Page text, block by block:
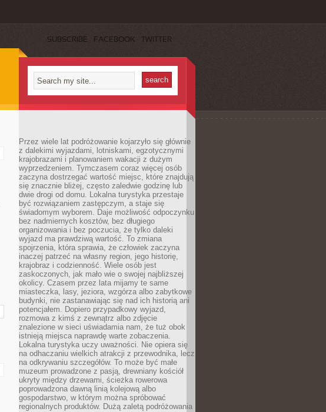
SUBSCRIBE FACEBOOK TWITTER
Przez wiele lat podróżowanie kojarzyło się głównie
z dalekimi wyjazdami, lotniskami, egzotycznymi
krajobrazami i planowaniem wakacji z dużym
wyprzedzeniem. Tymczasem coraz więcej osób
zaczyna dostrzegać wartość miejsc, które znajdują
się znacznie bliżej, często zaledwie godzinę lub
dwie drogi od domu. Lokalna turystyka przestaje
być rozwiązaniem zastępczym, a staje się
świadomym wyborem. Daje możliwość odpoczynku
bez nadmiernych kosztów, bez długiego
organizowania i bez poczucia, że tylko daleki
wyjazd ma prawdziwą wartość. To zmiana
spojrzenia, która sprawia, że człowiek zaczyna
inaczej patrzeć na własny region, jego historię,
krajobraz i codzienność. Wiele osób jest
zaskoczonych, jak mało wie o swojej najbliższej
okolicy. Czasem przez lata mijamy te same
miasteczka, lasy, jeziora, wzgórza albo zabytkowe
budynki, nie zastanawiając się nad ich historią ani
potencjałem. Dopiero przypadkowy wyjazd,
rozmowa z kimś z zewnątrz albo zdjęcie
znalezione w sieci uświadamia nam, że tuż obok
istnieją miejsca naprawdę warte zobaczenia.
Lokalna turystyka uczy uważności. Nie opiera się
na odhaczaniu wielkich atrakcji z przewodnika, lecz
na odkrywaniu szczegółów. To może być małe
muzeum prowadzone z pasją, drewniany kościół
ukryty między drzewami, ścieżka rowerowa
poprowadzona dawną linią kolejową albo
gospodarstwo, w którym można spróbować
regionalnych produktów. Dużą zaletą podróżowania